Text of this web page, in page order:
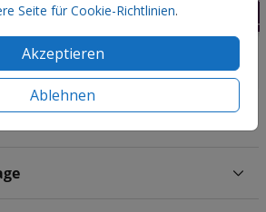
Seite für Cookie-Richtlinien.
Akzeptieren
Ablehnen